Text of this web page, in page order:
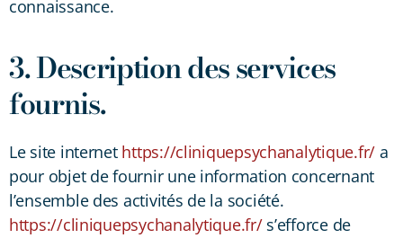
connaissance.
3. Description des services
fournis.
Le site internet https://cliniquepsychanalytique.fr/a
pour objet de fournir une information concernant
l’ensemble des activités de la société.
https://cliniquepsychanalytique.fr/s’efforce de